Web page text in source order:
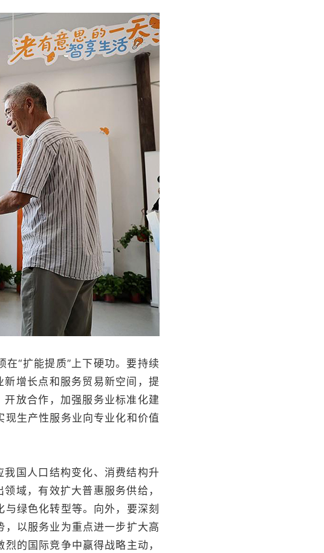
“扩能提质”上下硬功。要持续
增长点和服务贸易新空间，提
放合作，加强服务业标准化建
生产性服务业向专业化和价值
国人口结构变化、消费结构升
域，有效扩大普惠服务供给，
绿色化转型等。向外，要深刻
以服务业为重点进一步扩大高
的国际竞争中赢得战略主动，